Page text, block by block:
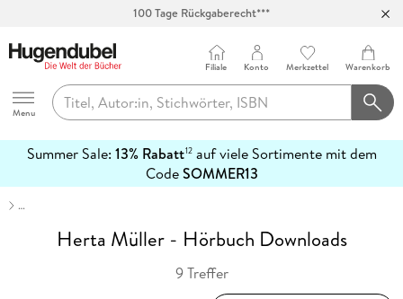
100 Tage Rückgaberecht***
Hugendubel
Menu
Filiale Konto Merkzettel Warenkorb
Summer Sale: 13% Rabatt12auf viele Sortimente mit dem
CodeSOMMER13
erfahren
…
Herta Müller - Hörbuch Downloads
9 Treffer